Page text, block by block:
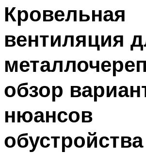
Меню
Кровельная
вентиляция
обзор
нюансов
обустройства